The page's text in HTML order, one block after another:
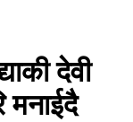
देवी
मनाईदै